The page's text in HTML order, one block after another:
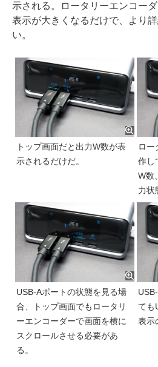
示される。ロータリーエンコー
表示が大きくなるだけで、より
い。
トップ画面だと出力W数が表
示されるだけだ。
ロー
作し
W数
力状
USB-Aポートの状態を見る場
合、トップ画面でもロータリ
ーエンコーダーで画面を横に
スクロールさせる必要があ
る。
ても
表示